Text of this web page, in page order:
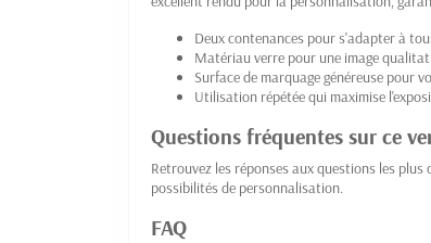
Deux contenances pour s'adapter à
Matériau verre pour une image
Surface de marquage généreuse pour
Utilisation répétée qui maximise
Questions fréquentes sur ce
Retrouvez les réponses aux questions les
possibilités de personnalisation.
FAQ